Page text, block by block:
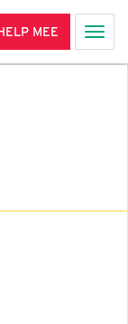
MEE